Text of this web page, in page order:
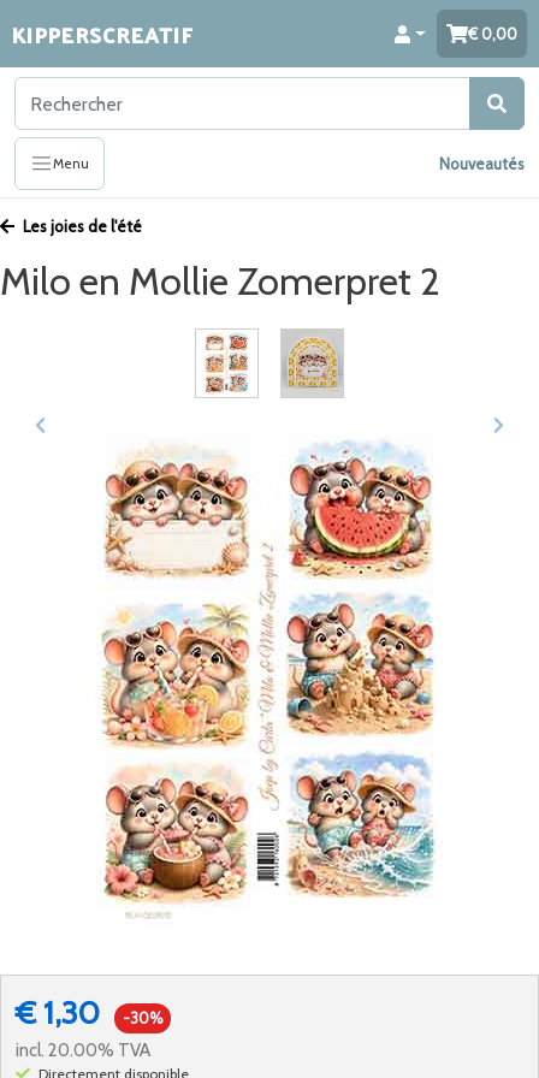
KIPPERSCREATIF 0,00
Menu Nouveautés
Les joies de l'été
Milo en Mollie Zomerpret 2
€ 1,30 -30%
incl. 20.00% TVA
Directement disponible